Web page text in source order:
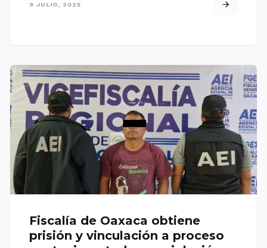
9 JULIO, 2025
Fiscalía de Oaxaca obtiene
prisión y vinculación a proceso